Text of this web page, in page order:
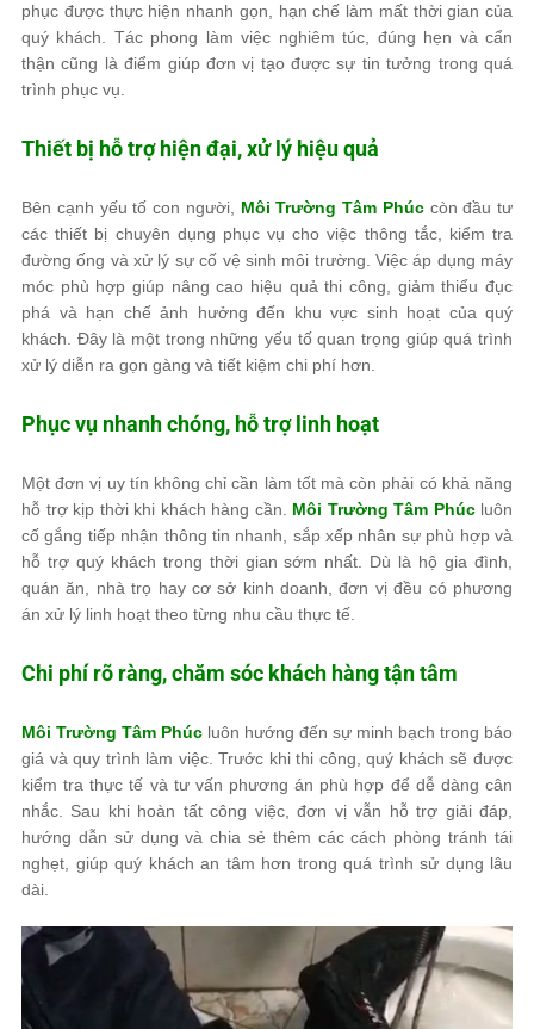
phục được thực hiện nhanh gọn, hạn chế làm mất thời gian của
quý khách. Tác phong làm việc nghiêm túc, đúng hẹn và cẩn
thận cũng là điểm giúp đơn vị tạo được sự tin tưởng trong quá
trình phục vụ.
Thiết bị hỗ trợ hiện đại, xử lý hiệu quả
Bên cạnh yếu tố con người, Môi Trường Tâm Phúccòn đầu tư
các thiết bị chuyên dụng phục vụ cho việc thông tắc, kiểm tra
đường ống và xử lý sự cố vệ sinh môi trường. Việc áp dụng máy
móc phù hợp giúp nâng cao hiệu quả thi công, giảm thiểu đục
phá và hạn chế ảnh hưởng đến khu vực sinh hoạt của quý
khách. Đây là một trong những yếu tố quan trọng giúp quá trình
xử lý diễn ra gọn gàng và tiết kiệm chi phí hơn.
Phục vụ nhanh chóng, hỗ trợ linh hoạt
Một đơn vị uy tín không chỉ cần làm tốt mà còn phải có khả năng
hỗ trợ kịp thời khi khách hàng cần. Môi Trường Tâm Phúcluôn
cố gắng tiếp nhận thông tin nhanh, sắp xếp nhân sự phù hợp và
hỗ trợ quý khách trong thời gian sớm nhất. Dù là hộ gia đình,
quán ăn, nhà trọ hay cơ sở kinh doanh, đơn vị đều có phương
án xử lý linh hoạt theo từng nhu cầu thực tế.
Chi phí rõ ràng, chăm sóc khách hàng tận tâm
Môi Trường Tâm Phúc luôn hướng đến sự minh bạch trong báo
giá và quy trình làm việc. Trước khi thi công, quý khách sẽ được
kiểm tra thực tế và tư vấn phương án phù hợp để dễ dàng cân
nhắc. Sau khi hoàn tất công việc, đơn vị vẫn hỗ trợ giải đáp,
hướng dẫn sử dụng và chia sẻ thêm các cách phòng tránh tái
nghẹt, giúp quý khách an tâm hơn trong quá trình sử dụng lâu
dài.